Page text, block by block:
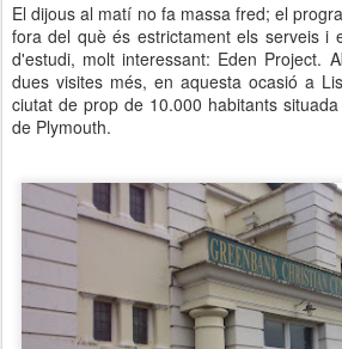
El dijous al matí no fa massa fred; el
fora del què és estrictament els serveis i
d'estudi, molt interessant: Eden Project.
dues visites més, en aquesta ocasió a
ciutat de prop de 10.000 habitants
de Plymouth.